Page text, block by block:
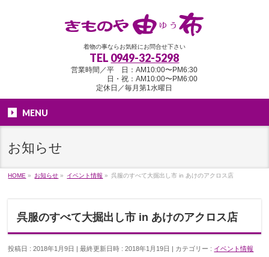
着物の事ならお気軽にお問合せ下さい
TEL 0949-32-5298
営業時間／平 日：AM10:00〜PM6:30
日・祝：AM10:00〜PM6:00
定休日／毎月第1水曜日
MENU
お知らせ
HOME » お知らせ » イベント情報 » 呉服のすべて大掘出し市 in あけのアクロス店
呉服のすべて大掘出し市 in あけのアクロス店
投稿日 : 2018年1月9日 最終更新日時 : 2018年1月19日 カテゴリー : イベント情報